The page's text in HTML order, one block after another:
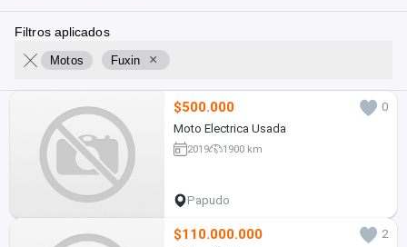
Filtros aplicados
Motos Fuxin ×
$500.000
0
Moto Electrica Usada
2019 1900 km
Papudo
$110.000.000
2